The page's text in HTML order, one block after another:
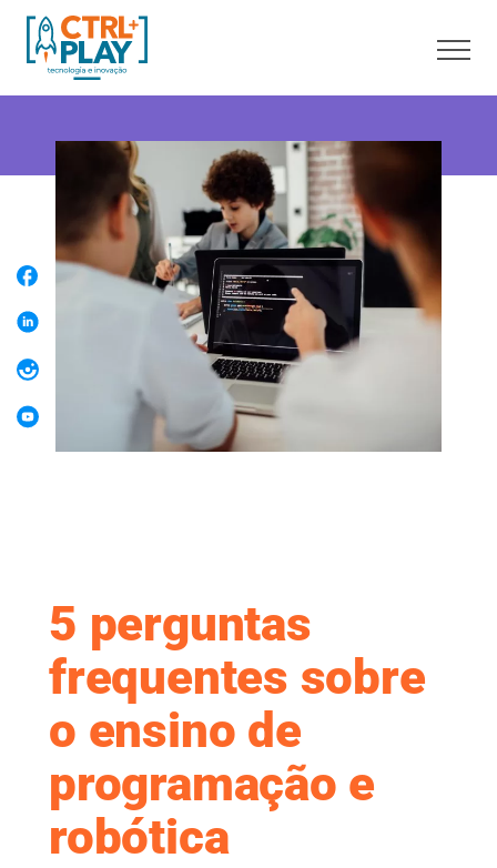
Cursos presenciais
Unidades
Franquia
Blog
Contato
Faça uma Aula Grátis
5 perguntas
frequentes sobre
o ensino de
programação e
robótica